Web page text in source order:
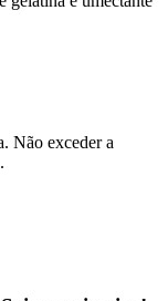
Não exceder a